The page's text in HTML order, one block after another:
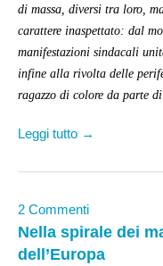
di massa, diversi tra loro,
carattere inaspettato: dal
manifestazioni sindacali
infine alla rivolta delle
ragazzo di colore da parte
Leggi tutto →
2 Commenti
Nella spirale dei
dell’Europa